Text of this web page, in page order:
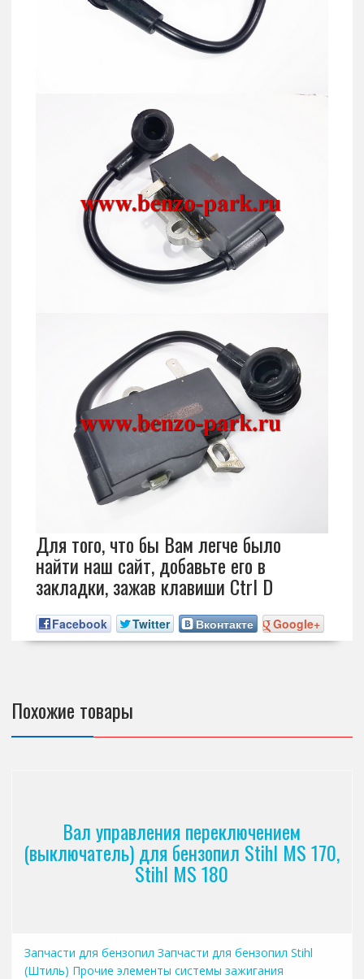
Для того, что бы Вам легче было
найти наш сайт, добавьте его в
закладки, зажав клавиши Ctrl D
Facebook Twitter Вконтакте Google+
Похожие товары
Вал управления переключением
(выключатель) для бензопил Stihl MS 170,
Stihl MS 180
Запчасти для бензопил Запчасти для бензопил Stihl
(Штиль) Прочие элементы системы зажигания